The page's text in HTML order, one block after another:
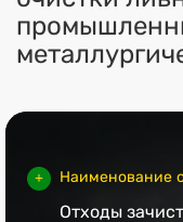
Наименование
Отходы